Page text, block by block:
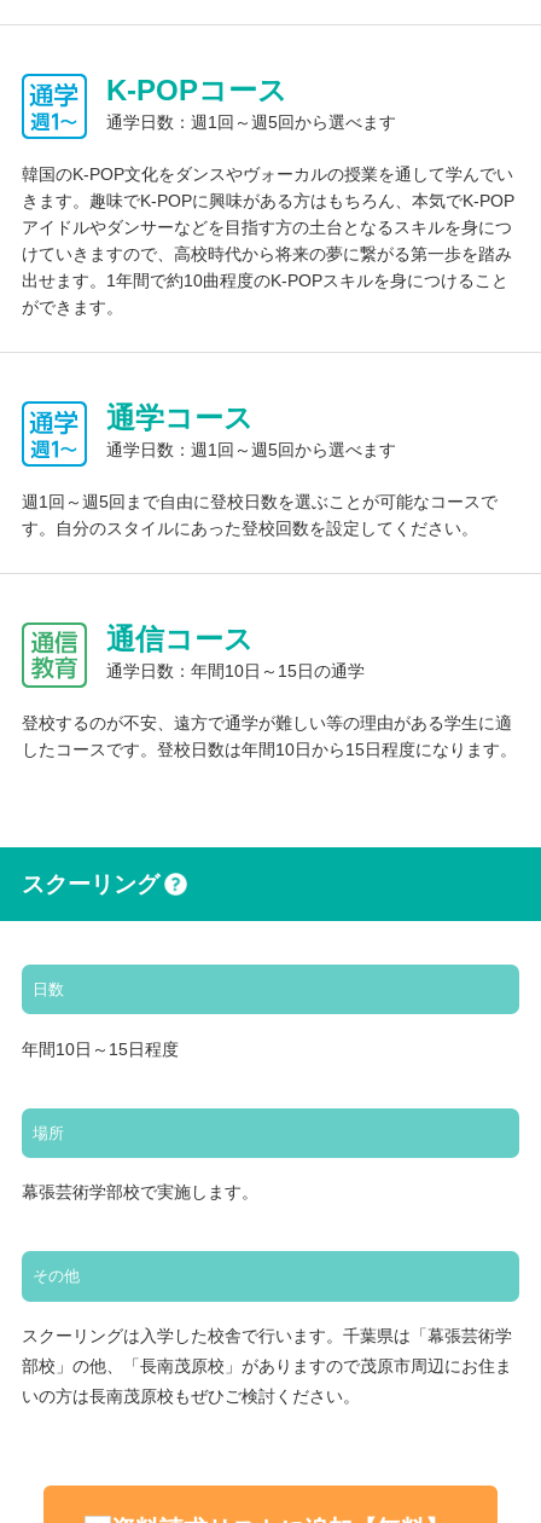
定をもらえるようにサポートしています。
K-POPコース
通学日数：週1回～週5回から選べます
韓国のK-POP文化をダンスやヴォーカルの授業を通して学んでい
きます。趣味でK-POPに興味がある方はもちろん、本気でK-POP
アイドルやダンサーなどを目指す方の土台となるスキルを身につ
けていきますので、高校時代から将来の夢に繋がる第一歩を踏み
出せます。1年間で約10曲程度のK-POPスキルを身につけること
ができます。
通学コース
通学日数：週1回～週5回から選べます
週1回～週5回まで自由に登校日数を選ぶことが可能なコースで
す。自分のスタイルにあった登校回数を設定してください。
通信コース
通学日数：年間10日～15日の通学
登校するのが不安、遠方で通学が難しい等の理由がある学生に適
したコースです。登校日数は年間10日から15日程度になります。
スクーリング
日数
年間10日～15日程度
場所
幕張芸術学部校で実施します。
その他
スクーリングは入学した校舎で行います。千葉県は「幕張芸術学
部校」の他、「長南茂原校」がありますので茂原市周辺にお住ま
いの方は長南茂原校もぜひご検討ください。